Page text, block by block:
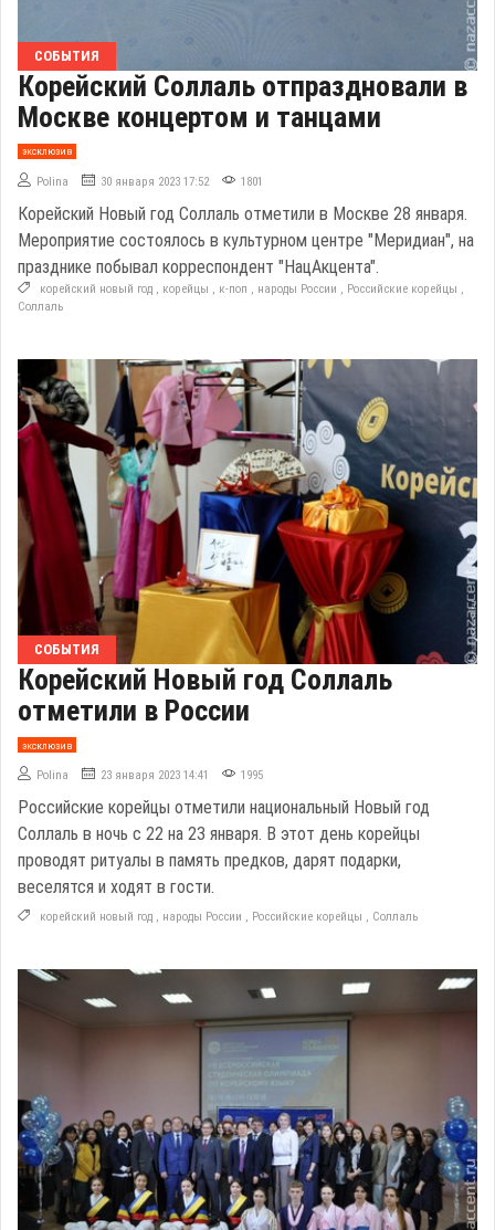
СОБЫТИЯ
Корейский Соллаль отпраздновали в
Москве концертом и танцами
эксклюзив
Polina 30 января 2023 17:52 1801
Корейский Новый год Соллаль отметили в Москве 28 января.
Мероприятие состоялось в культурном центре "Меридиан", на
празднике побывал корреспондент "НацАкцента".
корейский новый год , корейцы , к-поп , народы России , Российские корейцы ,
Соллаль
СОБЫТИЯ
Корейский Новый год Соллаль
отметили в России
эксклюзив
Polina 23 января 2023 14:41 1995
Российские корейцы отметили национальный Новый год
Соллаль в ночь с 22 на 23 января. В этот день корейцы
проводят ритуалы в память предков, дарят подарки,
веселятся и ходят в гости.
корейский новый год , народы России , Российские корейцы , Соллаль